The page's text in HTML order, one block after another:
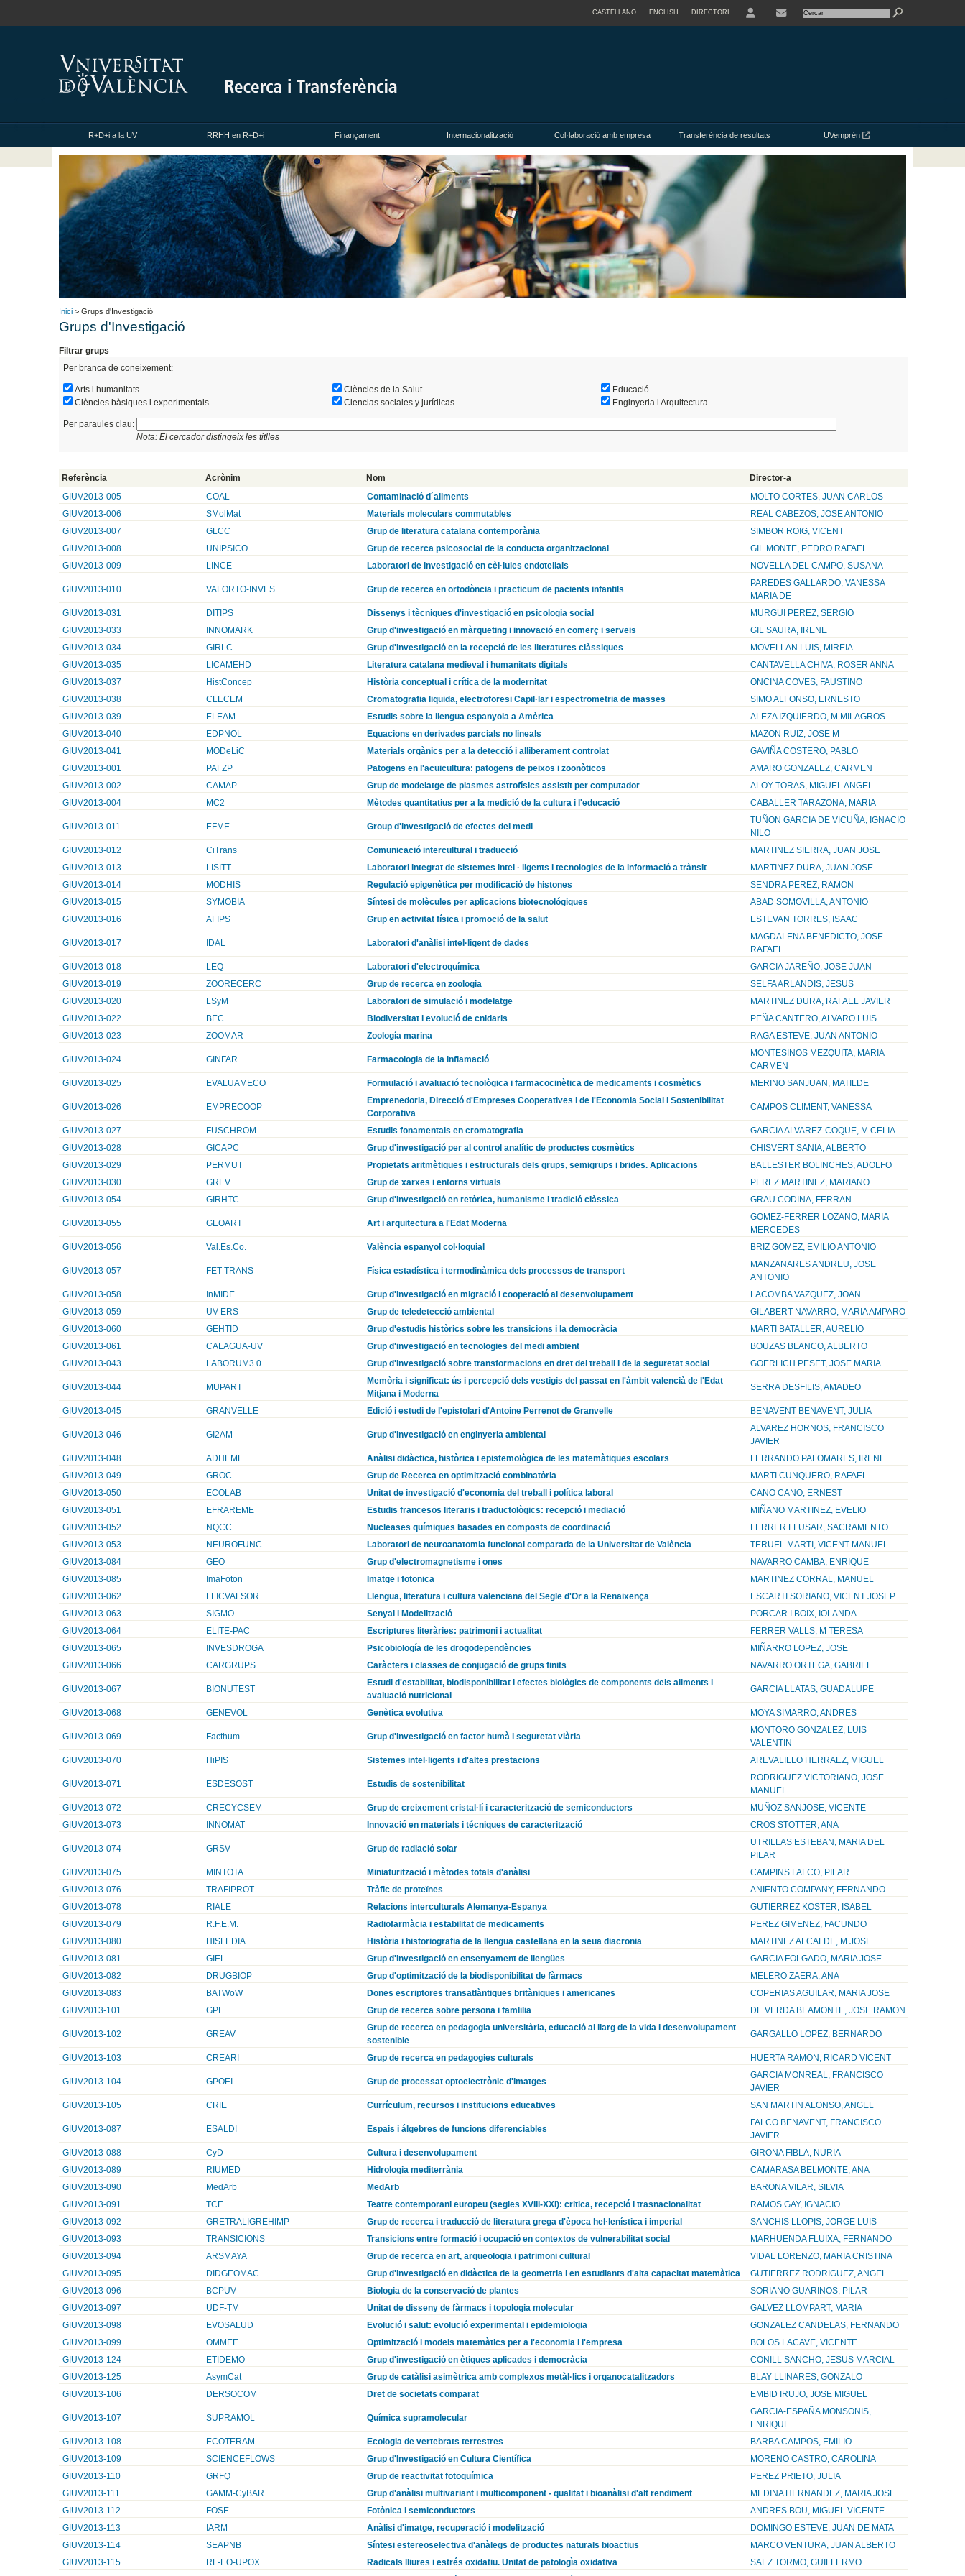
CASTELLANO ENGLISH DIRECTORI
R+D+i a la UV RRHH en R+D+i Finançament Internacionalització Col·laboració amb empresa Transferència de resultats UVemprén
Inici > Grups d'Investigació
Grups d'Investigació
Filtrar grups
Per branca de coneixement:
Arts i humanitats
Ciències bàsiques i experimentals
Ciències de la Salut
Ciencias sociales y jurídicas
Educació
Enginyeria i Arquitectura
Per paraules clau:
Nota: El cercador distingeix les titlles
Referència Acrònim Nom
Director-a
GIUV2013-005
COAL Contaminació d´aliments
MOLTO CORTES, JUAN CARLOS
GIUV2013-006
SMolMat Materials moleculars commutables
REAL CABEZOS, JOSE ANTONIO
GIUV2013-007
GLCC Grup de literatura catalana contemporània
SIMBOR ROIG, VICENT
GIUV2013-008
UNIPSICO Grup de recerca psicosocial de la conducta organitzacional
GIL MONTE, PEDRO RAFAEL
GIUV2013-009
LINCE Laboratori de investigació en cèl·lules endotelials NOVELLA DEL CAMPO, SUSANA
GIUV2013-010 VALORTO-INVES Grup de recerca en ortodòncia i practicum de pacients infantils
PAREDES GALLARDO, VANESSA
MARIA DE
GIUV2013-031
DITIPS Dissenys i tècniques d'investigació en psicologia social
MURGUI PEREZ, SERGIO
GIUV2013-033
INNOMARK Grup d'investigació en màrqueting i innovació en comerç i serveis
GIL SAURA, IRENE
GIUV2013-034
GIRLC Grup d'investigació en la recepció de les literatures clàssiques
MOVELLAN LUIS, MIREIA
GIUV2013-035
LICAMEHD Literatura catalana medieval i humanitats digitals
CANTAVELLA CHIVA, ROSER ANNA
GIUV2013-037
HistConcep Història conceptual i crítica de la modernitat
ONCINA COVES, FAUSTINO
GIUV2013-038
CLECEM Cromatografia liquida, electroforesi Capil·lar i espectrometria de masses
SIMO ALFONSO, ERNESTO
GIUV2013-039
ELEAM Estudis sobre la llengua espanyola a Amèrica
ALEZA IZQUIERDO, M MILAGROS
GIUV2013-040
EDPNOL Equacions en derivades parcials no lineals
MAZON RUIZ, JOSE M
GIUV2013-041
MODeLiC Materials orgànics per a la detecció i alliberament controlat
GAVIÑA COSTERO, PABLO
GIUV2013-001
PAFZP Patogens en l'acuicultura: patogens de peixos i zoonòticos
AMARO GONZALEZ, CARMEN
GIUV2013-002
CAMAP Grup de modelatge de plasmes astrofísics assistit per computador
ALOY TORAS, MIGUEL ANGEL
GIUV2013-004
MC2 Mètodes quantitatius per a la medició de la cultura i l'educació CABALLER TARAZONA, MARIA
GIUV2013-011 EFME Group d'investigació de efectes del medi
TUÑON GARCIA DE VICUÑA, IGNACIO
NILO
GIUV2013-012
CiTrans Comunicació intercultural i traducció
MARTINEZ SIERRA, JUAN JOSE
GIUV2013-013
LISITT Laboratori integrat de sistemes intel · ligents i tecnologies de la informació a trànsit
MARTINEZ DURA, JUAN JOSE
GIUV2013-014
MODHIS Regulació epigenètica per modificació de histones
SENDRA PEREZ, RAMON
GIUV2013-015
SYMOBIA Síntesi de molècules per aplicacions biotecnológiques
ABAD SOMOVILLA, ANTONIO
GIUV2013-016
AFIPS Grup en activitat física i promoció de la salut ESTEVAN TORRES, ISAAC
GIUV2013-017 IDAL Laboratori d'anàlisi intel·ligent de dades
MAGDALENA BENEDICTO, JOSE
RAFAEL
GIUV2013-018
LEQ Laboratori d'electroquímica
GARCIA JAREÑO, JOSE JUAN
GIUV2013-019
ZOORECERC Grup de recerca en zoologia
SELFA ARLANDIS, JESUS
GIUV2013-020
LSyM Laboratori de simulació i modelatge
MARTINEZ DURA, RAFAEL JAVIER
GIUV2013-022
BEC Biodiversitat i evolució de cnidaris
PEÑA CANTERO, ALVARO LUIS
GIUV2013-023
ZOOMAR Zoología marina RAGA ESTEVE, JUAN ANTONIO
GIUV2013-024 GINFAR Farmacologia de la inflamació
MONTESINOS MEZQUITA, MARIA
CARMEN
GIUV2013-025
EVALUAMECO Formulació i avaluació tecnològica i farmacocinètica de medicaments i cosmètics MERINO SANJUAN, MATILDE
GIUV2013-026 EMPRECOOP
Emprenedoria, Direcció d'Empreses Cooperatives i de l'Economia Social i Sostenibilitat
Corporativa
CAMPOS CLIMENT, VANESSA
GIUV2013-027 FUSCHROM Estudis fonamentals en cromatografia
GARCIA ALVAREZ-COQUE, M CELIA
GIUV2013-028
GICAPC Grup d'investigació per al control analític de productes cosmètics
CHISVERT SANIA, ALBERTO
GIUV2013-029
PERMUT Propietats aritmètiques i estructurals dels grups, semigrups i brides. Aplicacions
BALLESTER BOLINCHES, ADOLFO
GIUV2013-030
GREV Grup de xarxes i entorns virtuals
PEREZ MARTINEZ, MARIANO
GIUV2013-054
GIRHTC Grup d'investigació en retòrica, humanisme i tradició clàssica GRAU CODINA, FERRAN
GIUV2013-055 GEOART Art i arquitectura a l'Edat Moderna
GOMEZ-FERRER LOZANO, MARIA
MERCEDES
GIUV2013-056
Val.Es.Co. València espanyol col·loquial BRIZ GOMEZ, EMILIO ANTONIO
GIUV2013-057 FET-TRANS Física estadística i termodinàmica dels processos de transport
MANZANARES ANDREU, JOSE
ANTONIO
GIUV2013-058
InMIDE Grup d'investigació en migració i cooperació al desenvolupament
LACOMBA VAZQUEZ, JOAN
GIUV2013-059
UV-ERS Grup de teledetecció ambiental
GILABERT NAVARRO, MARIA AMPARO
GIUV2013-060
GEHTID Grup d'estudis històrics sobre les transicions i la democràcia
MARTI BATALLER, AURELIO
GIUV2013-061
CALAGUA-UV Grup d'investigació en tecnologies del medi ambient
BOUZAS BLANCO, ALBERTO
GIUV2013-043
LABORUM3.0 Grup d'investigació sobre transformacions en dret del treball i de la seguretat social GOERLICH PESET, JOSE MARIA
GIUV2013-044 MUPART
Memòria i significat: ús i percepció dels vestigis del passat en l'àmbit valencià de l'Edat
Mitjana i Moderna
SERRA DESFILIS, AMADEO
GIUV2013-045 GRANVELLE Edició i estudi de l'epistolari d'Antoine Perrenot de Granvelle BENAVENT BENAVENT, JULIA
GIUV2013-046 GI2AM Grup d'investigació en enginyeria ambiental
ALVAREZ HORNOS, FRANCISCO
JAVIER
GIUV2013-048
ADHEME Anàlisi didàctica, històrica i epistemològica de les matemàtiques escolars
FERRANDO PALOMARES, IRENE
GIUV2013-049
GROC Grup de Recerca en optimització combinatòria
MARTI CUNQUERO, RAFAEL
GIUV2013-050
ECOLAB Unitat de investigació d'economia del treball i política laboral
CANO CANO, ERNEST
GIUV2013-051
EFRAREME Estudis francesos literaris i traductològics: recepció i mediació
MIÑANO MARTINEZ, EVELIO
GIUV2013-052
NQCC Nucleases químiques basades en composts de coordinació
FERRER LLUSAR, SACRAMENTO
GIUV2013-053
NEUROFUNC Laboratori de neuroanatomia funcional comparada de la Universitat de València
TERUEL MARTI, VICENT MANUEL
GIUV2013-084
GEO Grup d'electromagnetisme i ones
NAVARRO CAMBA, ENRIQUE
GIUV2013-085
ImaFoton Imatge i fotonica
MARTINEZ CORRAL, MANUEL
GIUV2013-062
LLICVALSOR Llengua, literatura i cultura valenciana del Segle d'Or a la Renaixença
ESCARTI SORIANO, VICENT JOSEP
GIUV2013-063
SIGMO Senyal i Modelització
PORCAR I BOIX, IOLANDA
GIUV2013-064
ELITE-PAC Escriptures literàries: patrimoni i actualitat
FERRER VALLS, M TERESA
GIUV2013-065
INVESDROGA Psicobiología de les drogodependències
MIÑARRO LOPEZ, JOSE
GIUV2013-066
CARGRUPS Caràcters i classes de conjugació de grups finits NAVARRO ORTEGA, GABRIEL
GIUV2013-067 BIONUTEST
Estudi d'estabilitat, biodisponibilitat i efectes biològics de components dels aliments i
avaluació nutricional
GARCIA LLATAS, GUADALUPE
GIUV2013-068 GENEVOL Genètica evolutiva MOYA SIMARRO, ANDRES
GIUV2013-069 Facthum Grup d'investigació en factor humà i seguretat viària
MONTORO GONZALEZ, LUIS
VALENTIN
GIUV2013-070
HiPIS Sistemes intel·ligents i d'altes prestacions AREVALILLO HERRAEZ, MIGUEL
GIUV2013-071 ESDESOST Estudis de sostenibilitat
RODRIGUEZ VICTORIANO, JOSE
MANUEL
GIUV2013-072
CRECYCSEM Grup de creixement cristal·lí i caracterització de semiconductors
MUÑOZ SANJOSE, VICENTE
GIUV2013-073
INNOMAT Innovació en materials i técniques de caracterització CROS STOTTER, ANA
GIUV2013-074 GRSV Grup de radiació solar
UTRILLAS ESTEBAN, MARIA DEL
PILAR
GIUV2013-075
MINTOTA Miniaturització i mètodes totals d'anàlisi
CAMPINS FALCO, PILAR
GIUV2013-076
TRAFIPROT Tràfic de proteïnes
ANIENTO COMPANY, FERNANDO
GIUV2013-078
RIALE Relacions interculturals Alemanya-Espanya
GUTIERREZ KOSTER, ISABEL
GIUV2013-079
R.F.E.M. Radiofarmàcia i estabilitat de medicaments
PEREZ GIMENEZ, FACUNDO
GIUV2013-080
HISLEDIA Història i historiografia de la llengua castellana en la seua diacronia
MARTINEZ ALCALDE, M JOSE
GIUV2013-081
GIEL Grup d'investigació en ensenyament de llengües
GARCIA FOLGADO, MARIA JOSE
GIUV2013-082
DRUGBIOP Grup d'optimització de la biodisponibilitat de fàrmacs
MELERO ZAERA, ANA
GIUV2013-083
BATWoW Dones escriptores transatlàntiques britàniques i americanes
COPERIAS AGUILAR, MARIA JOSE
GIUV2013-101
GPF Grup de recerca sobre persona i famlilia DE VERDA BEAMONTE, JOSE RAMON
GIUV2013-102 GREAV
Grup de recerca en pedagogia universitària, educació al llarg de la vida i desenvolupament
sostenible
GARGALLO LOPEZ, BERNARDO
GIUV2013-103 CREARI Grup de recerca en pedagogies culturals HUERTA RAMON, RICARD VICENT
GIUV2013-104 GPOEI Grup de processat optoelectrònic d'imatges
GARCIA MONREAL, FRANCISCO
JAVIER
GIUV2013-105
CRIE Currículum, recursos i institucions educatives SAN MARTIN ALONSO, ANGEL
GIUV2013-087 ESALDI Espais i álgebres de funcions diferenciables
FALCO BENAVENT, FRANCISCO
JAVIER
GIUV2013-088
CyD Cultura i desenvolupament
GIRONA FIBLA, NURIA
GIUV2013-089
RIUMED Hidrologia mediterrània
CAMARASA BELMONTE, ANA
GIUV2013-090
MedArb MedArb
BARONA VILAR, SILVIA
GIUV2013-091
TCE Teatre contemporani europeu (segles XVIII-XXI): critica, recepció i trasnacionalitat
RAMOS GAY, IGNACIO
GIUV2013-092
GRETRALIGREHIMP Grup de recerca i traducció de literatura grega d'època hel·lenística i imperial
SANCHIS LLOPIS, JORGE LUIS
GIUV2013-093
TRANSICIONS Transicions entre formació i ocupació en contextos de vulnerabilitat social
MARHUENDA FLUIXA, FERNANDO
GIUV2013-094
ARSMAYA Grup de recerca en art, arqueologia i patrimoni cultural
VIDAL LORENZO, MARIA CRISTINA
GIUV2013-095
DIDGEOMAC Grup d'investigació en didàctica de la geometria i en estudiants d'alta capacitat matemàtica
GUTIERREZ RODRIGUEZ, ANGEL
GIUV2013-096
BCPUV Biologia de la conservació de plantes
SORIANO GUARINOS, PILAR
GIUV2013-097
UDF-TM Unitat de disseny de fàrmacs i topologia molecular
GALVEZ LLOMPART, MARIA
GIUV2013-098
EVOSALUD Evolució i salut: evolució experimental i epidemiologia
GONZALEZ CANDELAS, FERNANDO
GIUV2013-099
OMMEE Optimització i models matemàtics per a l'economia i l'empresa
BOLOS LACAVE, VICENTE
GIUV2013-124
ETIDEMO Grup d'investigació en ètiques aplicades i democràcia
CONILL SANCHO, JESUS MARCIAL
GIUV2013-125
AsymCat Grup de catàlisi asimètrica amb complexos metàl·lics i organocatalitzadors
BLAY LLINARES, GONZALO
GIUV2013-106
DERSOCOM Dret de societats comparat EMBID IRUJO, JOSE MIGUEL
GIUV2013-107 SUPRAMOL Química supramolecular
GARCIA-ESPAÑA MONSONIS,
ENRIQUE
GIUV2013-108
ECOTERAM Ecologia de vertebrats terrestres
BARBA CAMPOS, EMILIO
GIUV2013-109
SCIENCEFLOWS Grup d'Investigació en Cultura Científica
MORENO CASTRO, CAROLINA
GIUV2013-110
GRFQ Grup de reactivitat fotoquímica
PEREZ PRIETO, JULIA
GIUV2013-111
GAMM-CyBAR Grup d'anàlisi multivariant i multicomponent - qualitat i bioanàlisi d'alt rendiment
MEDINA HERNANDEZ, MARIA JOSE
GIUV2013-112
FOSE Fotònica i semiconductors
ANDRES BOU, MIGUEL VICENTE
GIUV2013-113
IARM Anàlisi d'imatge, recuperació i modelització
DOMINGO ESTEVE, JUAN DE MATA
GIUV2013-114
SEAPNB Síntesi estereoselectiva d'anàlegs de productes naturals bioactius
MARCO VENTURA, JUAN ALBERTO
GIUV2013-115
RL-EO-UPOX Radicals lliures i estrés oxidatiu. Unitat de patologìa oxidativa
SAEZ TORMO, GUILLERMO